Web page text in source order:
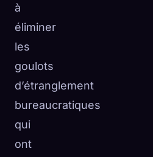
à
éliminer
les
goulots
d’étranglement
bureaucratiques
qui
ont